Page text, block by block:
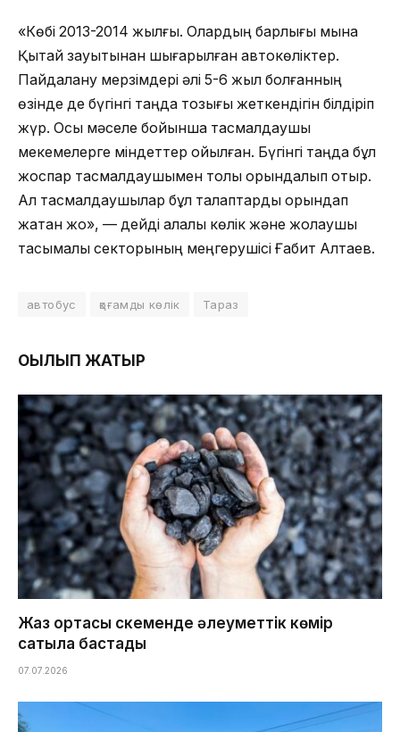
«Көбі 2013-2014 жылғы. Олардың барлығы мына
Қытай зауытынан шығарылған автокөліктер.
Пайдалану мерзімдері әлі 5-6 жыл болғанның
өзінде де бүгінгі таңда тозығы жеткендігін білдіріп
жүр. Осы мәселе бойынша тасмалдаушы
мекемелерге міндеттер қойылған. Бүгінгі таңда бұл
жоспар тасмалдаушымен толық орындалып отыр.
Ал тасмалдаушылар бұл талаптарды орындап
жатқан жоқ», — дейді қалалық көлік және жолаушы
тасымалы секторының меңгерушісі Ғабит Алтаев.
автобус қоғамды көлік Тараз
ОҚЫЛЫП ЖАТЫР
Жаз ортасы Өскеменде әлеуметтік көмір
сатыла бастады
07.07.2026